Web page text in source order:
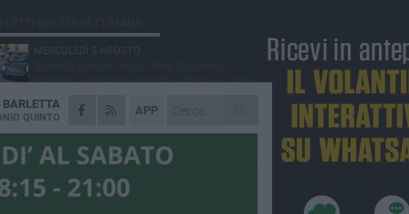
APP
BARLETTA
QUINTO
64enne barlettano investito all'alba a Trani
GIOVEDÌ 6 AGOSTO
Il ricordo di "Cecco", il benzinaio col
sorriso: «Contava i giorni che lo
dalla pensione»
MERCOLEDÌ 5 AGOSTO
sopralluogo nell'area dell'evento